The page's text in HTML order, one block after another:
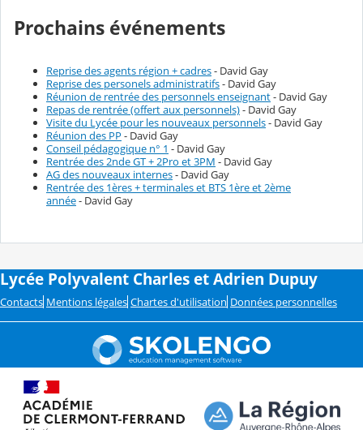
Prochains événements
Reprise des agents région + cadres- David Gay
Reprise des personels administratifs- David Gay
Réunion de rentrée des personnels enseignant- David Gay
Repas de rentrée (offert aux personnels)- David Gay
Visite du Lycée pour les nouveaux personnels- David Gay
Réunion des PP - David Gay
Conseil pédagogique n° 1 - David Gay
Rentrée des 2nde GT + 2Pro et 3PM - David Gay
AG des nouveaux internes- David Gay
Rentrée des 1ères + terminales et BTS 1ère et 2ème
année- David Gay
Lycée Polyvalent Charles et Adrien Dupuy
Contacts Mentions légales Chartes d'utilisation Données personnelles